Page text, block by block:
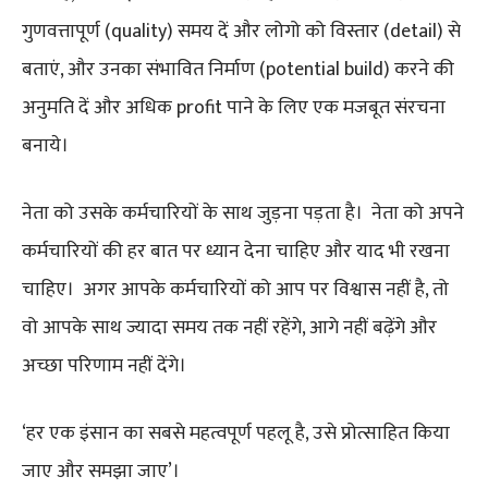
गुणवत्तापूर्ण (quality) समय दें और लोगो को विस्तार (detail) से
बताएं, और उनका संभावित निर्माण (potential build) करने की
अनुमति दें और अधिक profit पाने के लिए एक मजबूत संरचना
बनाये।
नेता को उसके कर्मचारियों के साथ जुड़ना पड़ता है। नेता को अपने
कर्मचारियों की हर बात पर ध्यान देना चाहिए और याद भी रखना
चाहिए। अगर आपके कर्मचारियों को आप पर विश्वास नहीं है, तो
वो आपके साथ ज्यादा समय तक नहीं रहेंगे, आगे नहीं बढ़ेंगे और
अच्छा परिणाम नहीं देंगे।
‘हर एक इंसान का सबसे महत्वपूर्ण पहलू है, उसे प्रोत्साहित किया
जाए और समझा जाए’।